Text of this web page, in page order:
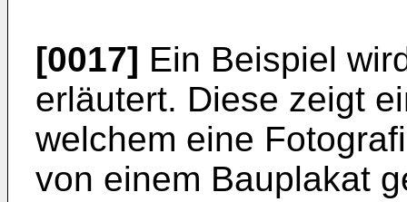
[0017] Ein Beispiel
erläutert. Diese zeigt
welchem eine
von einem Bauplakat